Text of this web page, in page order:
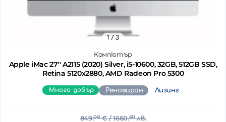
Компютър
Apple iMac 27'' A2115 (2020) Silver, i5-10600, 32GB, 512GB SSD,
Retina 5120x2880, AMD Radeon Pro 5300
1 / 3
Много добър Реновиран Лизинг
849.00€/ 1660.50лв.